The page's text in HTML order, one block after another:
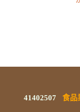
41402507
食品